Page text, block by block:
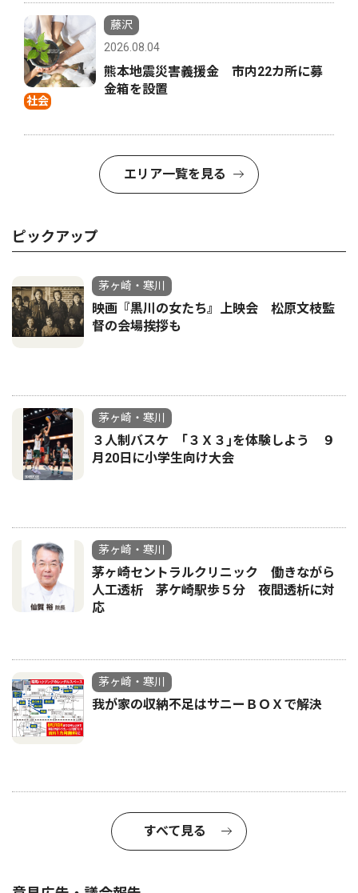
社会
藤沢
2026.08.04
熊本地震災害義援金 市内22カ所に募
金箱を設置
エリア一覧を見る
ピックアップ
茅ヶ崎・寒川
映画『黒川の女たち』上映会 松原文枝監
督の会場挨拶も
茅ヶ崎・寒川
３人制バスケ ｢３Ｘ３｣を体験しよう ９
月20日に小学生向け大会
茅ヶ崎・寒川
茅ヶ崎セントラルクリニック 働きながら
人工透析 茅ケ崎駅歩５分 夜間透析に対
応
茅ヶ崎・寒川
我が家の収納不足はサニーＢＯＸで解決
すべて見る